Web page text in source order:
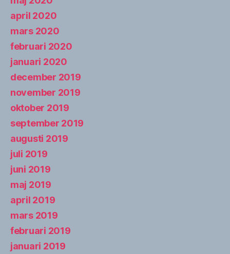
april 2020
mars 2020
februari 2020
januari 2020
december 2019
november 2019
oktober 2019
september 2019
augusti 2019
juli 2019
juni 2019
maj 2019
april 2019
mars 2019
februari 2019
januari 2019